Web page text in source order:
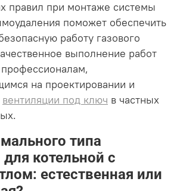
правил при монтаже системы
поможет обеспечить
работу газового
выполнение работ
на проектировании и
вентиляции под ключ в частных
типа
котельной с
естественная или